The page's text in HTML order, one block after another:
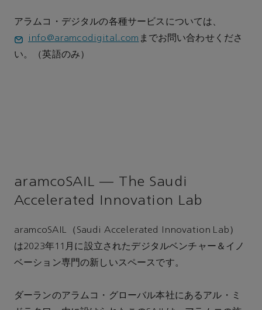
アラムコ・デジタルの各種サービスについては、
info@aramcodigital.com までお問い合わせくださ
い。（英語のみ）
aramcoSAIL — The Saudi
Accelerated Innovation Lab
aramcoSAIL（Saudi Accelerated Innovation Lab）
は2023年11月に設立されたデジタルベンチャー＆イノ
ベーション専門の新しいスペースです。
ダーランのアラムコ・グローバル本社にあるアル・ミ